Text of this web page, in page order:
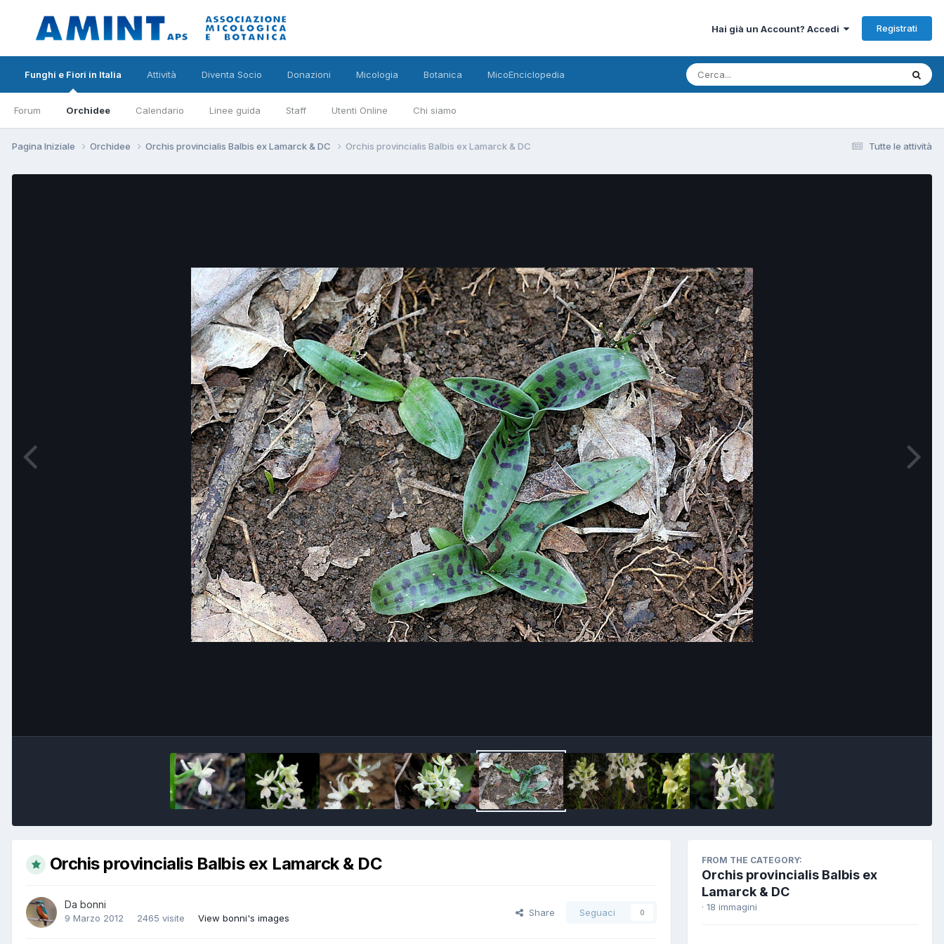
Hai già un Account? Accedi Registrati
Funghi e Fiori in Italia
Forum Orchidee Calendario Linee guida Staff Utenti Online Chi siamo
Attività Diventa Socio Donazioni Micologia Botanica MicoEnciclopedia
Tutte le attività
Pagina Iniziale Orchidee Orchis provincialis Balbis ex Lamarck & DC Orchis provincialis Balbis ex Lamarck & DC
Orchis provincialis Balbis ex Lamarck & DC
Da bonni
9 Marzo 2012 2465 visite View bonni's images
Share Seguaci 0
FROM THE CATEGORY:
Orchis provincialis Balbis ex
Lamarck & DC
· 18 immagini